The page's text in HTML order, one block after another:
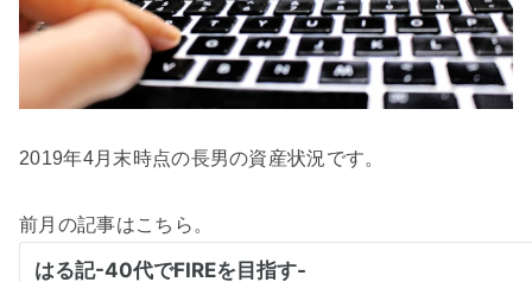
2019年4月末時点の長男の資産状況です。
前月の記事はこちら。